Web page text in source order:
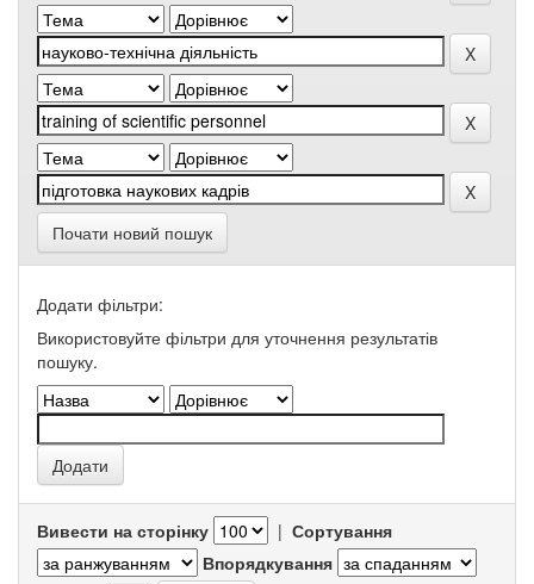
Почати новий пошук
Додати фільтри:
Використовуйте фільтри для уточнення результатів
пошуку.
Вивести на сторінку | Сортування
Впорядкування